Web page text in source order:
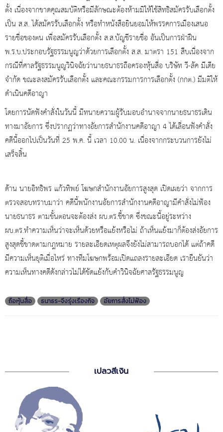
ตั้ง เนื่องจากขาดคุณสมบัติหรือมีลักษณะต้องห้ามมิให้ใช้สิทธิสมัครรับเลือกตั้ง
เป็น ส.ส. ได้สมัครรับเลือกตั้ง หรือทำหนังสือยินยอมให้พรรคการเมืองเสนอ
รายชื่อของตน เพื่อสมัครรับเลือกตั้ง ส.ส.บัญชีรายชื่อ อันเป็นการฝ่าฝืน
พ.ร.บ.ประกอบรัฐธรรมนูญว่าด้วยการเลือกตั้ง ส.ส. มาตรา 151 สืบเนื่องจาก
กรณีที่ศาลรัฐธรรมนูญวินิจฉัยว่านายธนาธรถือครองหุ้นสื่อ บริษัท วี-ลัค มีเดีย
จำกัด ขณะลงสมัครรับเลือกตั้ง และคณะกรรมการการเลือกตั้ง (กกต.) มีมติให้
ดำเนินคดีอาญา
โดยการนัดฟังคำสั่งในวันนี้ มีทนายความผู้รับมอบอำนาจจากนายธนาธรเดิน
ทางมาอัยการ ซึ่งปรากฏว่าทางอัยการสำนักงานคดีอาญา 4 ได้เลื่อนฟังคำสั่ง
คดีนี้ออกไปเป็นวันที่ 25 พ.ค. นี้ เวลา 10.00 น. เนื่องจากกระบวนการยังไม่
เสร็จสิ้น
ด้าน นายอิทธิพร แก้วทิพย์ โฆษกสำนักงานอัยการสูงสุด เปิดเผยว่า จากการ
ตรวจสอบทราบมาว่า คดีนี้พนักงานอัยการสำนักงานคดีอาญามีคำสั่งไม่ฟ้อง
นายธนาธร ตามขั้นตอนจะต้องส่ง ผบ.ตร.ชี้ขาด ซึ่งขณะนี้อยู่ระหว่าง
ผบ.ตร.ทำความเห็นว่าจะเห็นด้วยหรือแย้งหรือไม่ ถ้าเห็นแย้งมาก็ต้องส่งอัยการ
สูงสุดชี้ขาดตามกฎหมาย รายละเอียดเหตุผลจึงยังไม่สามารถบอกได้ แต่ถ้าคดี
มีความเห็นยุติเมื่อไหร่ ทางทีมโฆษกพร้อมเปิดแถลงรายละเอียด เรายืนยันว่า
ความเห็นทางคดีดังกล่าวไม่ได้ขัดแย้งกับคำวินิจฉัยศาลรัฐธรรมนูญ
ถือหุ้นสื่อ ธนาธร-จึงรุ่งเรืองกิจ อัยการสั่งไม่ฟ้อง
เปลวสีเงิน